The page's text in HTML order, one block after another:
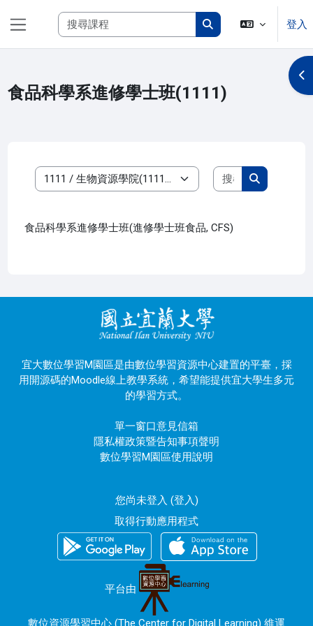
搜尋課程
搜尋課程
登入
食品科學系進修學士班(1111)
開
課程類別
搜尋課程
搜尋課程
食品科學系進修學士班(進修學士班食品, CFS)
宜大數位學習M園區是由數位學習資源中心建置的平臺，採
用開源碼的Moodle線上教學系統，希望能提供宜大學生多元
的學習方式。
單一窗口意見信箱
隱私權政策暨告知事項聲明
數位學習M園區使用說明
您尚未登入 (登入)
取得行動應用程式
平台由
數位資源學習中心 (The Center for Digital Learning) 維運